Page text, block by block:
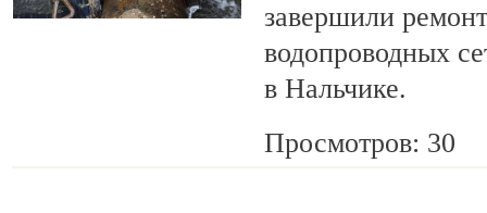
завершили
водопроводных
в Нальчике.
Просмотров: 30